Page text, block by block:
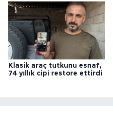
Klasik araç tutkunu esnaf,
74 yıllık cipi restore ettirdi